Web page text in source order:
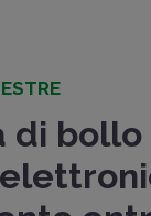
di bollo